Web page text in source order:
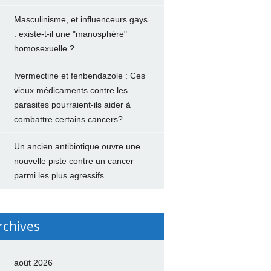
Masculinisme, et influenceurs gays
: existe-t-il une "manosphère"
homosexuelle ?
Ivermectine et fenbendazole : Ces
vieux médicaments contre les
parasites pourraient-ils aider à
combattre certains cancers?
Un ancien antibiotique ouvre une
nouvelle piste contre un cancer
parmi les plus agressifs
août 2026